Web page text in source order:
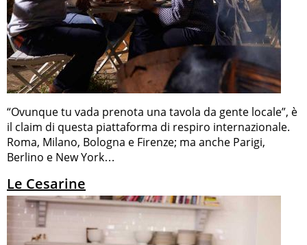
“Ovunque tu vada prenota una tavola da gente locale”, è
il claim di questa piattaforma di respiro internazionale.
Roma, Milano, Bologna e Firenze; ma anche Parigi,
Berlino e New York…
Le Cesarine